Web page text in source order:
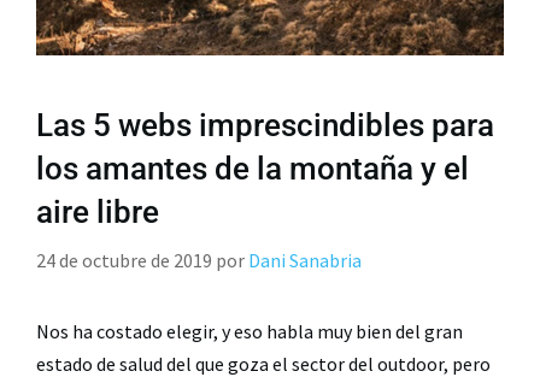
Las 5 webs imprescindibles para
los amantes de la montaña y el
aire libre
24 de octubre de 2019 por Dani Sanabria
Nos ha costado elegir, y eso habla muy bien del gran
estado de salud del que goza el sector del outdoor, pero